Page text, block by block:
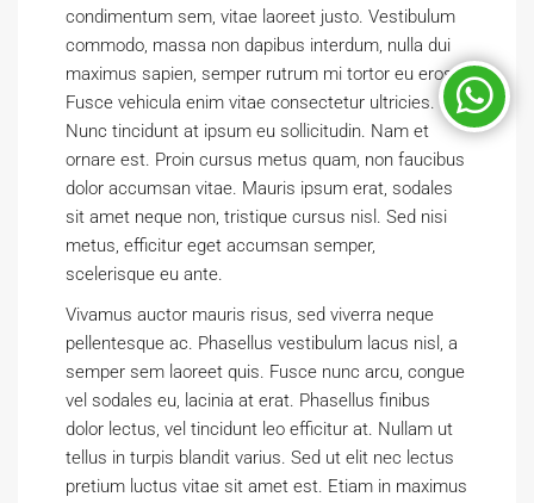
condimentum sem, vitae laoreet justo. Vestibulum
commodo, massa non dapibus interdum, nulla dui
maximus sapien, semper rutrum mi tortor eu eros.
Fusce vehicula enim vitae consectetur ultricies.
Nunc tincidunt at ipsum eu sollicitudin. Nam et
ornare est. Proin cursus metus quam, non faucibus
dolor accumsan vitae. Mauris ipsum erat, sodales
sit amet neque non, tristique cursus nisl. Sed nisi
metus, efficitur eget accumsan semper,
scelerisque eu ante.
Vivamus auctor mauris risus, sed viverra neque
pellentesque ac. Phasellus vestibulum lacus nisl, a
semper sem laoreet quis. Fusce nunc arcu, congue
vel sodales eu, lacinia at erat. Phasellus finibus
dolor lectus, vel tincidunt leo efficitur at. Nullam ut
tellus in turpis blandit varius. Sed ut elit nec lectus
pretium luctus vitae sit amet est. Etiam in maximus